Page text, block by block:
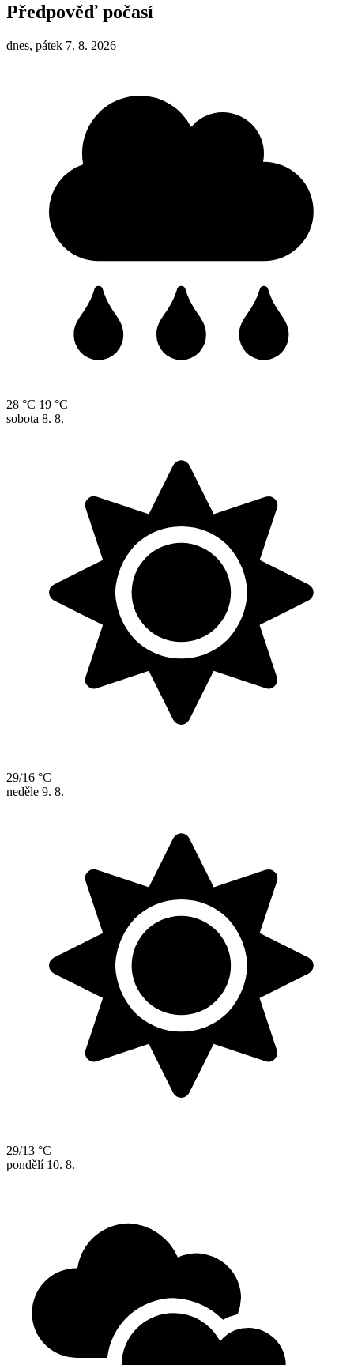
Předpověď počasí
dnes, pátek 7. 8. 2026
28 °C 19 °C
sobota 8. 8.
29/16 °C
neděle 9. 8.
29/13 °C
pondělí 10. 8.